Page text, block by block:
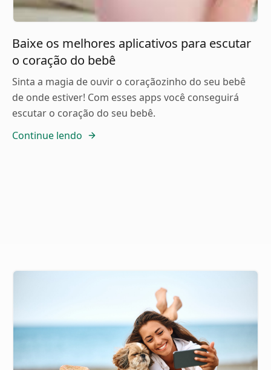
Baixe os melhores aplicativos para escutar
o coração do bebê
Sinta a magia de ouvir o coraçãozinho do seu bebê
de onde estiver! Com esses apps você conseguirá
escutar o coração do seu bebê.
Continue lendo